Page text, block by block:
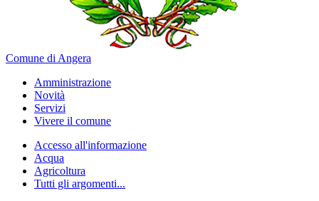
Comune di Angera
Amministrazione
Novità
Servizi
Vivere il comune
Accesso all'informazione
Acqua
Agricoltura
Tutti gli argomenti...